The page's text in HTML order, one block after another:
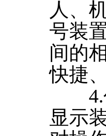
人、
号装
间的
快捷
4.
显示